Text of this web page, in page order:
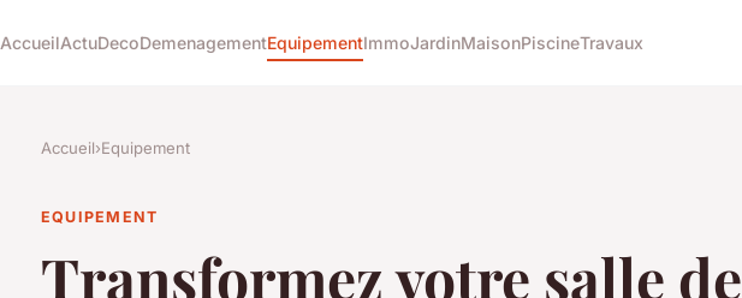
AccueilActuDecoDemenagementEquipementImmoJardinMaisonPiscineTravaux
Accueil›Equipement
EQUIPEMENT
Transformez votre salle de